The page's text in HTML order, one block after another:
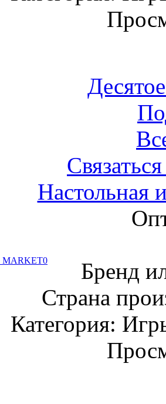
Настольная
Бренд
Страна
Категория: